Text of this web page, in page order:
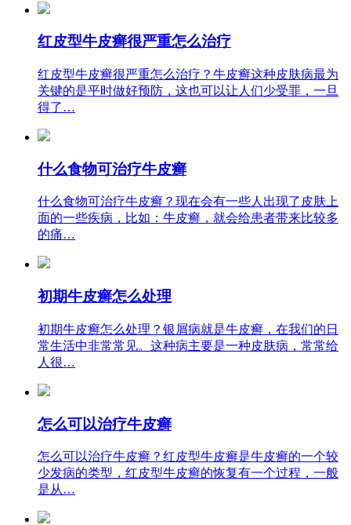
红皮型牛皮癣很严重怎么治疗
红皮型牛皮癣很严重怎么治疗？牛皮癣这种皮肤病最为
关键的是平时做好预防，这也可以让人们少受罪，一旦
得了…
什么食物可治疗牛皮癣
什么食物可治疗牛皮癣？现在会有一些人出现了皮肤上
面的一些疾病，比如：牛皮癣，就会给患者带来比较多
的痛…
初期牛皮癣怎么处理
初期牛皮癣怎么处理？银屑病就是牛皮癣，在我们的日
常生活中非常常见。这种病主要是一种皮肤病，常常给
人很…
怎么可以治疗牛皮癣
怎么可以治疗牛皮癣？红皮型牛皮癣是牛皮癣的一个较
少发病的类型，红皮型牛皮癣的恢复有一个过程，一般
是从…